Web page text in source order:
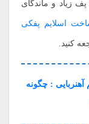
زیاد و ماندگای
اسلایم پفکی
کنید.
: چگونه